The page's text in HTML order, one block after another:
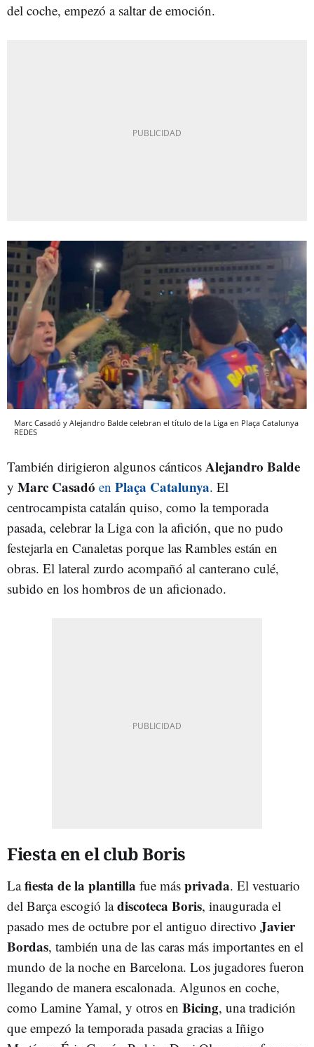
del coche, empezó a saltar de emoción.
Marc Casadó y Alejandro Balde celebran el título de la Liga en Plaça Catalunya
REDES
También dirigieron algunos cánticos Alejandro Balde
y Marc Casadó en Plaça Catalunya. El
centrocampista catalán quiso, como la temporada
pasada, celebrar la Liga con la afición, que no pudo
festejarla en Canaletas porque las Rambles están en
obras. El lateral zurdo acompañó al canterano culé,
subido en los hombros de un aficionado.
Fiesta en el club Boris
Lafiesta de la plantilla fue más privada. El vestuario
del Barça escogió ladiscoteca Boris, inaugurada el
pasado mes de octubre por el antiguo directivo Javier
Bordas, también una de las caras más importantes en el
mundo de la noche en Barcelona. Los jugadores fueron
llegando de manera escalonada. Algunos en coche,
como Lamine Yamal, y otros en Bicing, una tradición
que empezó la temporada pasada gracias a Iñigo